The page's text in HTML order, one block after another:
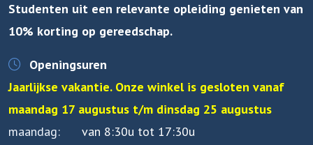
Studenten uit een relevante opleiding genieten van
10% korting op gereedschap.
Openingsuren
Jaarlijkse vakantie. Onze winkel is gesloten vanaf
maandag 17 augustus t/m dinsdag 25 augustus
maandag
van 8:30u tot 17:30u